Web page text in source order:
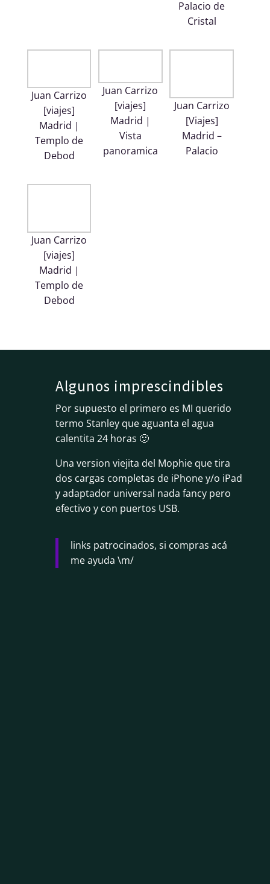
Palacio de
Cristal
Juan Carrizo
[viajes]
Madrid |
Templo de
Debod
Juan Carrizo
[viajes]
Madrid |
Vista
panoramica
Juan Carrizo
[Viajes]
Madrid –
Palacio
Juan Carrizo
[viajes]
Madrid |
Templo de
Debod
Algunos imprescindibles
Por supuesto el primero es MI querido
termo Stanley que aguanta el agua
calentita 24 horas 🙂
Una version viejita del Mophie que tira
dos cargas completas de iPhone y/o iPad
y adaptador universal nada fancy pero
efectivo y con puertos USB.
links patrocinados, si compras acá
me ayuda \m/